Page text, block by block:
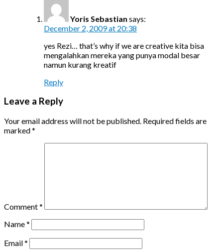
Yoris Sebastian says:
December 2, 2009 at 20:38
yes Rezi… that’s why if we are creative kita bisa
mengalahkan mereka yang punya modal besar
namun kurang kreatif
Reply
Leave a Reply
Your email address will not be published. Required fields are
marked*
Comment*
Name*
Email*